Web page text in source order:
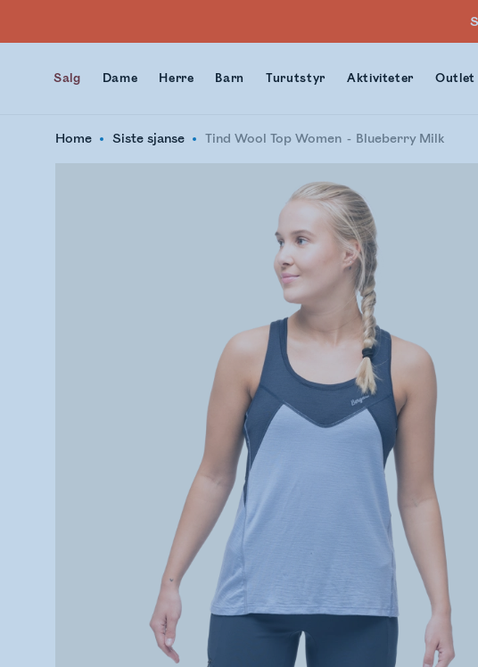
Salg Dame Herre Barn Turutstyr Aktiviteter Outlet
Home Siste sjanse Tind Wool Top Women Blueberry Milk